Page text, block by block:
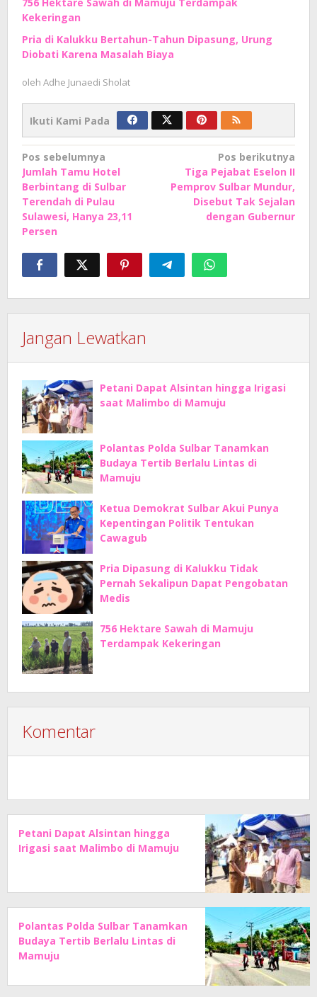
Kekeringan
Pria di Kalukku Bertahun-Tahun Dipasung, Urung
Diobati Karena Masalah Biaya
oleh Adhe Junaedi Sholat
Ikuti Kami Pada
Navigasi
pos
Pos sebelumnya
Jumlah Tamu Hotel
Berbintang di Sulbar
Terendah di Pulau
Sulawesi, Hanya 23,11
Persen
Pos berikutnya
Tiga Pejabat Eselon II
Pemprov Sulbar Mundur,
Disebut Tak Sejalan
dengan Gubernur
Jangan Lewatkan
Petani Dapat Alsintan hingga Irigasi
saat Malimbo di Mamuju
Polantas Polda Sulbar Tanamkan
Budaya Tertib Berlalu Lintas di
Mamuju
Ketua Demokrat Sulbar Akui Punya
Kepentingan Politik Tentukan
Cawagub
Pria Dipasung di Kalukku Tidak
Pernah Sekalipun Dapat Pengobatan
Medis
756 Hektare Sawah di Mamuju
Terdampak Kekeringan
Komentar
Petani Dapat Alsintan hingga
Irigasi saat Malimbo di Mamuju
Polantas Polda Sulbar Tanamkan
Budaya Tertib Berlalu Lintas di
Mamuju